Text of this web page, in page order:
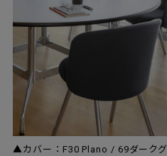
▲カバー：F30 Plano / 69ダーク